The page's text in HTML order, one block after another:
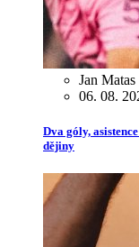
Jan Matas
06. 08.
Dva góly,
dějiny